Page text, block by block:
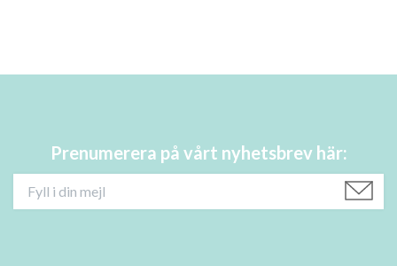
Prenumerera på vårt nyhetsbrev här: